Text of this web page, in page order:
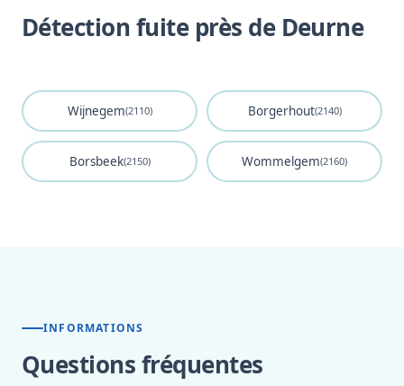
Détection fuite près de Deurne
Wijnegem(2110) Borgerhout(2140)
Borsbeek(2150) Wommelgem(2160)
INFORMATIONS
Questions fréquentes